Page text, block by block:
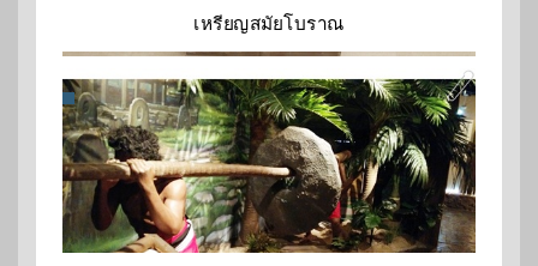
เหรียญสมัยโบราณ